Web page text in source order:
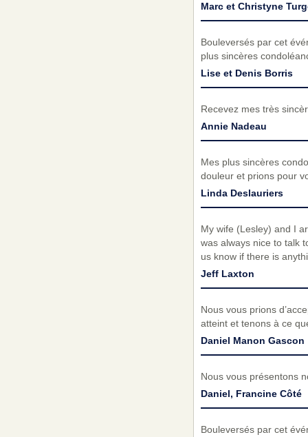
Marc et Christyne
Bouleversés par cet
plus sincères
Lise et Denis Borris
Recevez mes très
Annie Nadeau
Mes plus sincères
douleur et prions pour
Linda Deslauriers
My wife (Lesley) and I
was always nice to talk
us know if there is
Jeff Laxton
Nous vous prions
atteint et tenons à ce
Daniel Manon Gascon
Nous vous présentons
Daniel, Francine Côté
Bouleversés par cet